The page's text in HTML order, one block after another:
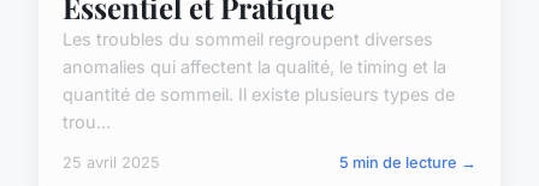
Les troubles du sommeil regroupent diverses
anomalies qui affectent la qualité, le timing et la
quantité de sommeil. Il existe plusieurs types de
trou...
25 avril 2025 5 min de lecture →